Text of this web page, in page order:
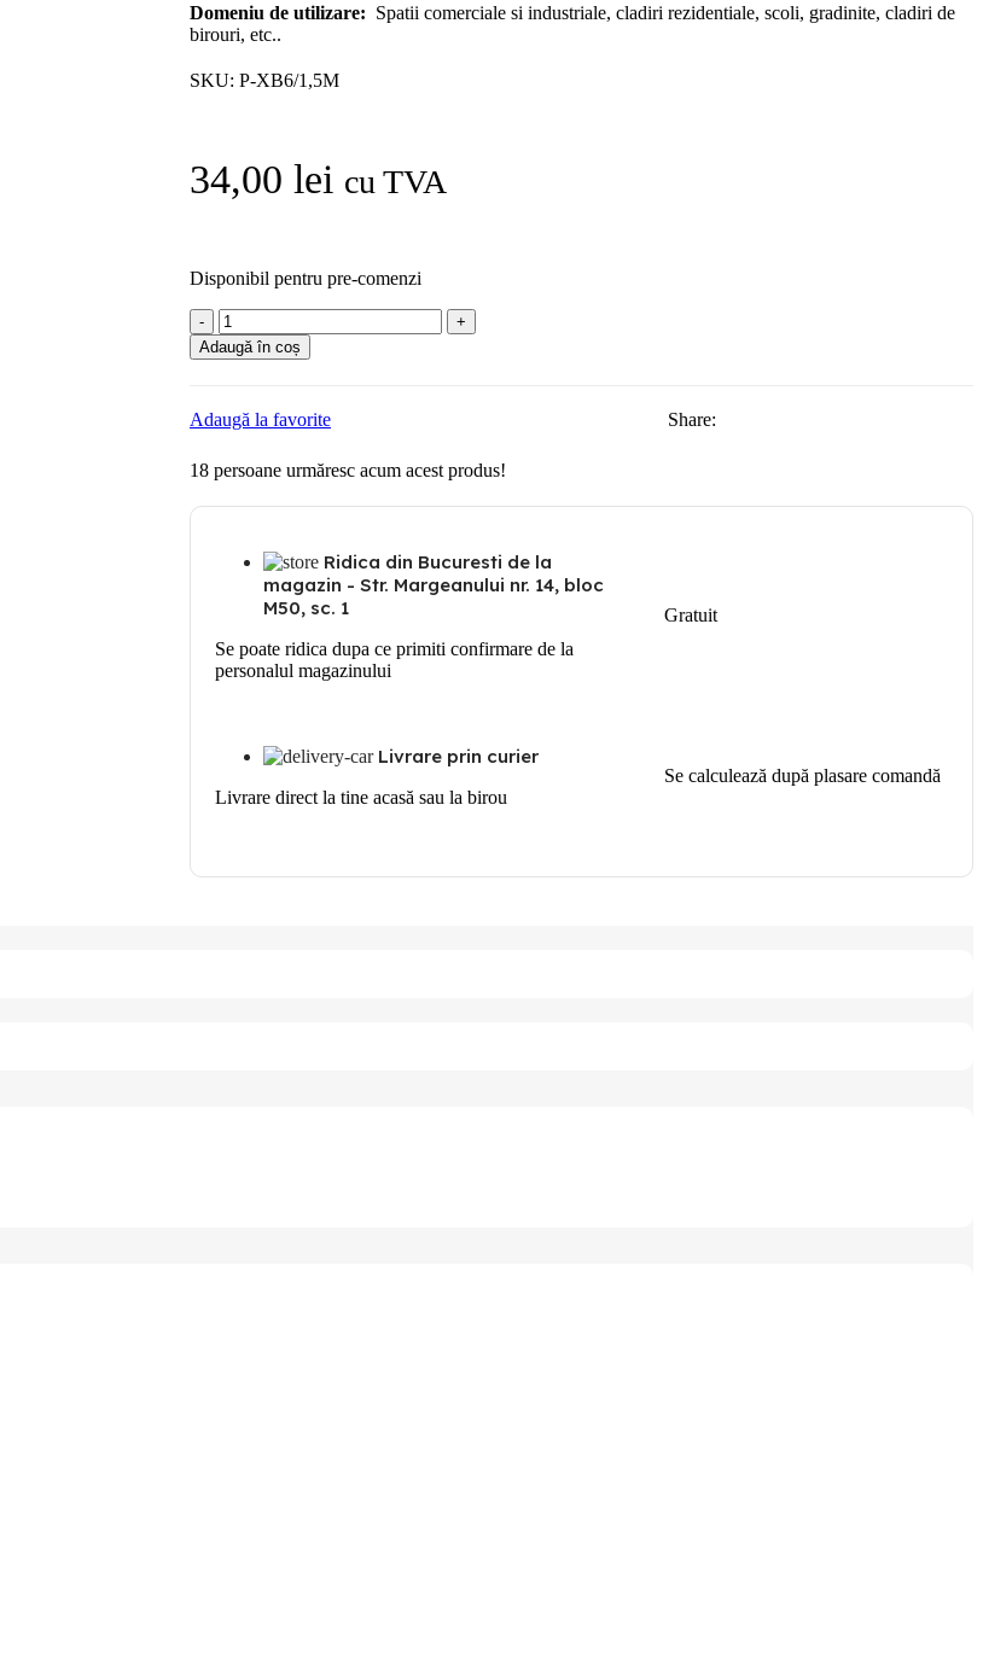
Domeniu de utilizare: Spatii comerciale si industriale, cladiri rezidentiale, scoli, gradinite, cladiri de
birouri, etc..
SKU: P-XB6/1,5M
34,00 lei cu TVA
Disponibil pentru pre-comenzi
Cantitate
Panasonic
Prelungitor
cu
protectie
1.5m
Adaugă în coș
Adaugă la favorite Share:
18 persoane urmăresc acum acest produs!
Ridica din Bucuresti de la
magazin - Str. Margeanului nr. 14, bloc
M50, sc. 1
Se poate ridica dupa ce primiti confirmare de la
personalul magazinului
Gratuit
Livrare prin curier
Livrare direct la tine acasă sau la birou
Se calculează după plasare comandă